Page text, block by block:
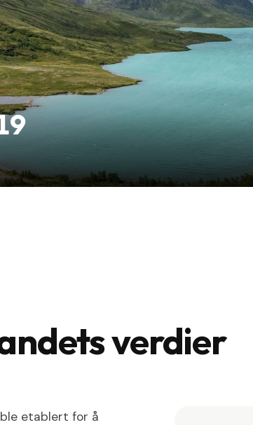
verdier
etablert for å